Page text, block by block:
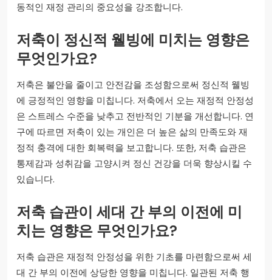
동적인 재정 관리의 중요성을 강조합니다.
저축이 정신적 웰빙에 미치는 영향은
무엇인가요?
저축은 불안을 줄이고 안전감을 조성함으로써 정신적 웰빙
에 긍정적인 영향을 미칩니다. 저축에서 오는 재정적 안정성
은 스트레스 수준을 낮추고 전반적인 기분을 개선합니다. 연
구에 따르면 저축이 있는 개인은 더 높은 삶의 만족도와 재
정적 충격에 대한 회복력을 보고합니다. 또한, 저축 습관은
통제감과 성취감을 고양시켜 정신 건강을 더욱 향상시킬 수
있습니다.
저축 습관이 세대 간 부의 이전에 미
치는 영향은 무엇인가요?
저축 습관은 재정적 안정성을 위한 기초를 마련함으로써 세
대 간 부의 이전에 상당한 영향을 미칩니다. 일관된 저축 행